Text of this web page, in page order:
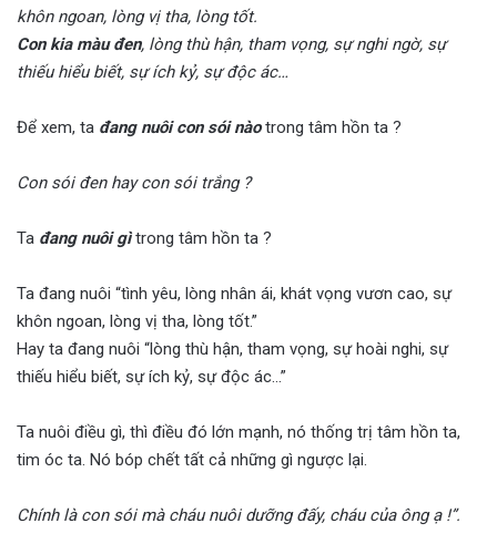
khôn ngoan, lòng vị tha, lòng tốt.
Con kia màu đen, lòng thù hận, tham vọng, sự nghi ngờ, sự
thiếu hiểu biết, sự ích kỷ, sự độc ác…
Để xem, ta đang nuôi con sói nàotrong tâm hồn ta ?
Con sói đen hay con sói trắng ?
Ta đang nuôi gìtrong tâm hồn ta ?
Ta đang nuôi “tình yêu, lòng nhân ái, khát vọng vươn cao, sự
khôn ngoan, lòng vị tha, lòng tốt.”
Hay ta đang nuôi “lòng thù hận, tham vọng, sự hoài nghi, sự
thiếu hiểu biết, sự ích kỷ, sự độc ác…”
Ta nuôi điều gì, thì điều đó lớn mạnh, nó thống trị tâm hồn ta,
tim óc ta. Nó bóp chết tất cả những gì ngược lại.
Chính là con sói mà cháu nuôi dưỡng đấy, cháu của ông ạ !”.